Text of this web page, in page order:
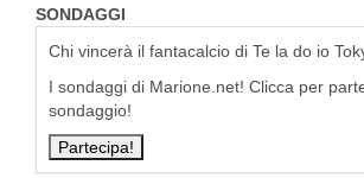
SONDAGGI
Chi vincerà il fantacalcio di Te la do io
I sondaggi di Marione.net! Clicca per
sondaggio!